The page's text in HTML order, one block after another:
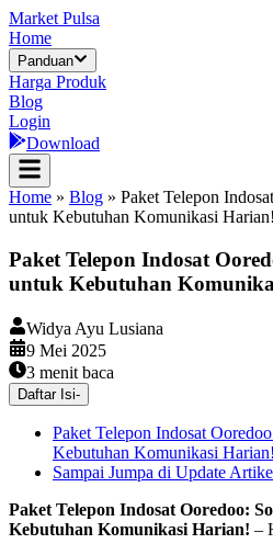
Market Pulsa
Home
Panduan
Harga Produk
Blog
Login
Download
Home » Blog » Paket Telepon
untuk Kebutuhan Komunikasi Harian!
Paket Telepon Indosat
untuk Kebutuhan
Widya Ayu Lusiana
9 Mei 2025
3 menit baca
Daftar Isi-
Paket Telepon Indosat
Kebutuhan Komunikasi Harian!
Sampai Jumpa di Update
Paket Telepon Indosat Ooredoo:
Kebutuhan Komunikasi Harian! –